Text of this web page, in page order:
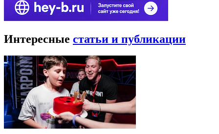
Интересные статьи и публикации